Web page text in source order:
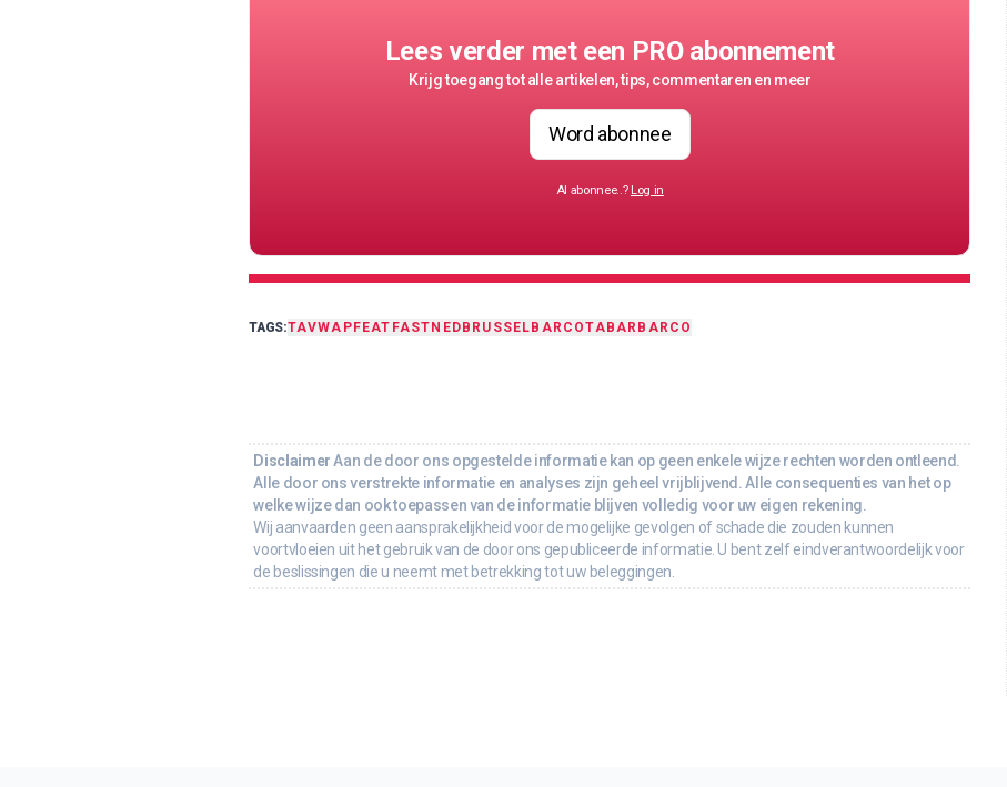
Lees verder met een PRO abonnement
Krijg toegang tot alle artikelen, tips, commentaren en meer
Word abonnee
Al abonnee..? Log in
TAGS:TAVWAPFEAT FASTNEDBRUSSELBARCOTABAR BARCO
Disclaimer Aan de door ons opgestelde informatie kan op geen enkele wijze rechten worden ontleend.
Alle door ons verstrekte informatie en analyses zijn geheel vrijblijvend. Alle consequenties van het op
welke wijze dan ook toepassen van de informatie blijven volledig voor uw eigen rekening.
Wij aanvaarden geen aansprakelijkheid voor de mogelijke gevolgen of schade die zouden kunnen
voortvloeien uit het gebruik van de door ons gepubliceerde informatie. U bent zelf eindverantwoordelijk voor
de beslissingen die u neemt met betrekking tot uw beleggingen.